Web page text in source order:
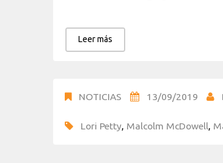
Leer más
NOTICIAS 13/09/2019
Lori Petty, Malcolm McDowell,